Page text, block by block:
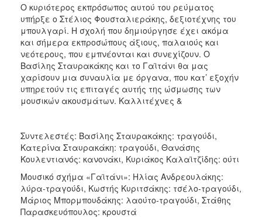
Ο κυριότερος εκπρόσωπος αυτού του ρεύματος
υπήρξε ο Στέλιος Φουσταλιεράκης, δεξιοτέχνης του
μπουλγαρί. Η σχολή που δημιούργησε έχει ακόμα
και σήμερα εκπροσώπους άξιους, παλαιούς και
νεότερους, που εμπνέονται και συνεχίζουν. Ο
Βασίλης Σταυρακάκης και το Γαϊτάνι θα μας
χαρίσουν μια συναυλία με όργανα, που κατ’ εξοχήν
υπηρετούν τις επιταγές αυτής της ώσμωσης των
μουσικών ακουσμάτων. Καλλιτέχνες &
Συντελεστές: Βασίλης Σταυρακάκης: τραγούδι,
Κατερίνα Σταυρακάκη: τραγούδι, Θανάσης
Κουλεντιανός: κανονάκι, Κυριάκος Καλαϊτζίδης: ούτι
Μουσικό σχήμα «Γαϊτάνι»: Ηλίας Ανδρεουλάκης:
λύρα-τραγούδι, Κωστής Κυριτσάκης: τσέλο-τραγούδι,
Μάριος Μπορμπουδάκης: λαούτο-τραγούδι, Στάθης
Παρασκευόπουλος: κρουστά